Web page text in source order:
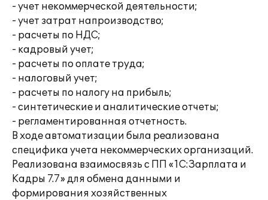
- учет некоммерческой деятельности;
- учет затрат напроизводство;
- расчеты по НДС;
- кадровый учет;
- расчеты по оплате труда;
- налоговый учет;
- расчеты по налогу на прибыль;
- синтетические и аналитические отчеты;
- регламентированная отчетность.
В ходе автоматизации была реализована
специфика учета некоммерческих организаций.
Реализована взаимосвязь с ПП «1С:Зарплата и
Кадры 7.7» для обмена данными и
формирования хозяйственных